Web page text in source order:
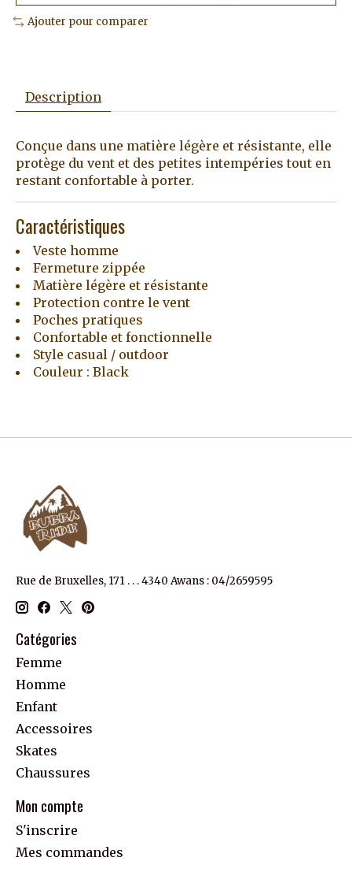
Ajouter pour comparer
Description
Conçue dans une matière légère et résistante, elle
protège du vent et des petites intempéries tout en
restant confortable à porter.
Caractéristiques
Veste homme
Fermeture zippée
Matière légère et résistante
Protection contre le vent
Poches pratiques
Confortable et fonctionnelle
Style casual / outdoor
Couleur : Black
Rue de Bruxelles, 171 . . . 4340 Awans : 04/2659595
Catégories
Femme
Homme
Enfant
Accessoires
Skates
Chaussures
Mon compte
S'inscrire
Mes commandes